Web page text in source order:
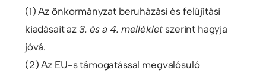
(1) Az önkormányzat beruházási és felújítási
kiadásait az 3. és a 4. melléklet szerint hagyja
jóvá.
(2) Az EU-s támogatással megvalósuló